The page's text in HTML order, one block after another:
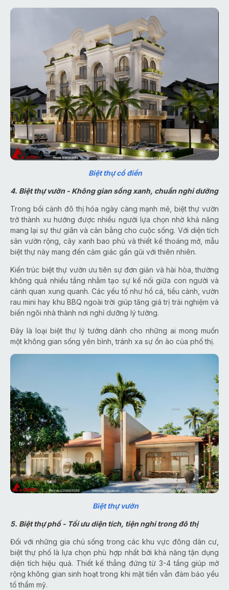
Biệt thự cổ điển
4. Biệt thự vườn - Không gian sống xanh, chuẩn nghỉ dưỡng
Trong bối cảnh đô thị hóa ngày càng mạnh mẽ, biệt thự vườn
trở thành xu hướng được nhiều người lựa chọn nhờ khả năng
mang lại sự thư giãn và cân bằng cho cuộc sống. Với diện tích
sân vườn rộng, cây xanh bao phủ và thiết kế thoáng mở, mẫu
biệt thự này mang đến cảm giác gần gũi với thiên nhiên.
Kiến trúc biệt thự vườn ưu tiên sự đơn giản và hài hòa, thường
không quá nhiều tầng nhằm tạo sự kế nối giữa con người và
cảnh quan xung quanh. Các yếu tố như hồ cá, tiểu cảnh, vườn
rau mini hay khu BBQ ngoài trời giúp tăng giá trị trải nghiệm và
biến ngôi nhà thành nơi nghỉ dưỡng lý tưởng.
Đây là loại biệt thự lý tưởng dành cho những ai mong muốn
một không gian sống yên bình, tránh xa sự ồn ào của phố thị.
Biệt thự vườn
5. Biệt thự phố - Tối ưu diện tích, tiện nghi trong đô thị
Đối với những gia chủ sống trong các khu vực đông dân cư,
biệt thự phố là lựa chọn phù hợp nhất bởi khả năng tận dụng
diện tích hiệu quả. Thiết kế thẳng đứng từ 3-4 tầng giúp mở
rộng không gian sinh hoạt trong khi mặt tiền vẫn đảm bảo yếu
tố thẩm mỹ.